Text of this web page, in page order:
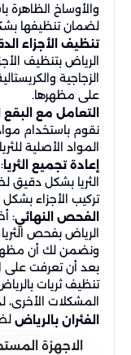
والأوساخ الظاهرة
لضمان تنظيفها
تنظيف الأجزاء
الرياض بتنظيف
الزجاجية
على مظهرها.
التعامل مع
نقوم باستخدام
المواد الأصلية
إعادة تجميع الثريا
الثريا بشكل دقيق
تركيب الأجزاء
الفحص النهائي:
الرياض بفحص
ونضمن لك أن
بعد أن تعرفت على
تنظيف ثريات
المشكلات
الفئران بالرياض
الاجهزة